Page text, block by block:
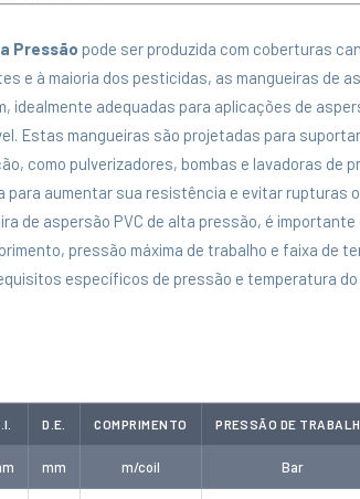
Pressão pode ser produzida com coberturas
e à maioria dos pesticidas, as mangueiras de
idealmente adequadas para aplicações de
Estas mangueiras são projetadas para
como pulverizadores, bombas e lavadoras de
aumentar sua resistência e evitar rupturas
de aspersão PVC de alta pressão, é
pressão máxima de trabalho e faixa de
específicos de pressão e temperatura
D.E. COMPRIMENTO PRESSÃO DE
mm m/coil Bar